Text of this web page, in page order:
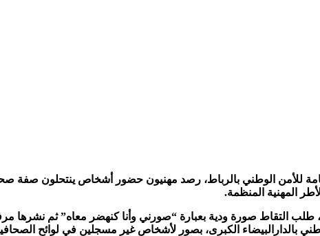
العامة للأمن الوطني بالرباط، رصد مهنيون حضور أشخاص ينتحلون
المهنية المنظمة.
طلب التقاط صورة ودية بعبارة “صورني وأنا كنهضر معاه” ثم نشرها